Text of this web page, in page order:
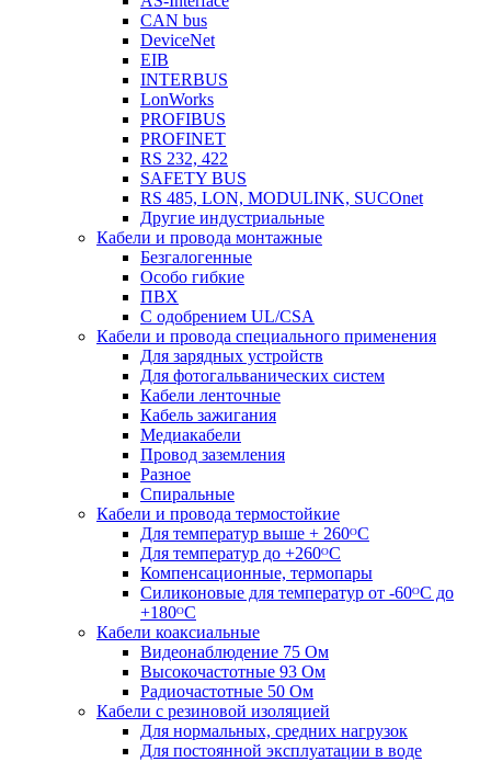
CAN bus
DeviceNet
EIB
INTERBUS
LonWorks
PROFIBUS
PROFINET
RS 232, 422
SAFETY BUS
RS 485, LON, MODULINK, SUCOnet
Другие индустриальные
Кабели и провода монтажные
Безгалогенные
Особо гибкие
ПВХ
С одобрением UL/CSA
Кабели и провода специального применения
Для зарядных устройств
Для фотогальванических систем
Кабели ленточные
Кабель зажигания
Медиакабели
Провод заземления
Разное
Спиральные
Кабели и провода термостойкие
Для температур выше + 260ᴼС
Для температур до +260ᴼС
Компенсационные, термопары
Силиконовые для температур от -60ᴼC до
+180ᴼС
Кабели коаксиальные
Видеонаблюдение 75 Ом
Высокочастотные 93 Ом
Радиочастотные 50 Ом
Кабели с резиновой изоляцией
Для нормальных, средних нагрузок
Для постоянной эксплуатации в воде